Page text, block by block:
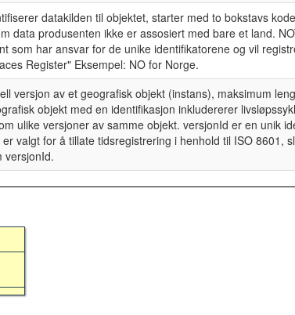
datakilden til objektet, starter med to bokstavs
data produsenten ikke er assosiert med bare et land.
som har ansvar for de unike identifikatorene og vil
Register" Eksempel: NO for Norge.
versjon av et geografisk objekt (instans), maksimum
objekt med en identifikasjon inkludererer
ulike versjoner av samme objekt. versjonId er en unik
valgt for å tillate tidsregistrering i henhold til ISO 8601,
versjonId.